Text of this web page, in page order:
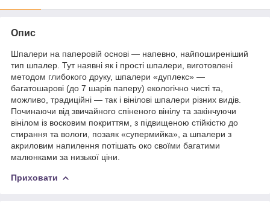
Опис
Шпалери на паперовій основі — напевно, найпоширеніший
тип шпалер. Тут наявні як і прості шпалери, виготовлені
методом глибокого друку, шпалери «дуплекс» —
багатошарові (до 7 шарів паперу) екологічно чисті та,
можливо, традиційні — так і вінілові шпалери різних видів.
Починаючи від звичайного спіненого вінілу та закінчуючи
вінілом із восковим покриттям, з підвищеною стійкістю до
стирання та вологи, позаяк «супермийка», а шпалери з
акриловим напилення потішать око своїми багатими
малюнками за низької ціни.
Приховати